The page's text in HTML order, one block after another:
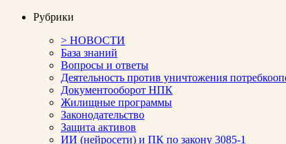
Рубрики
> НОВОСТИ
База знаний
Вопросы и ответы
Деятельность против уничтожения
Документооборот НПК
Жилищные программы
Законодательство
Защита активов
ИИ (нейросети) и ПК по закону 3085-1